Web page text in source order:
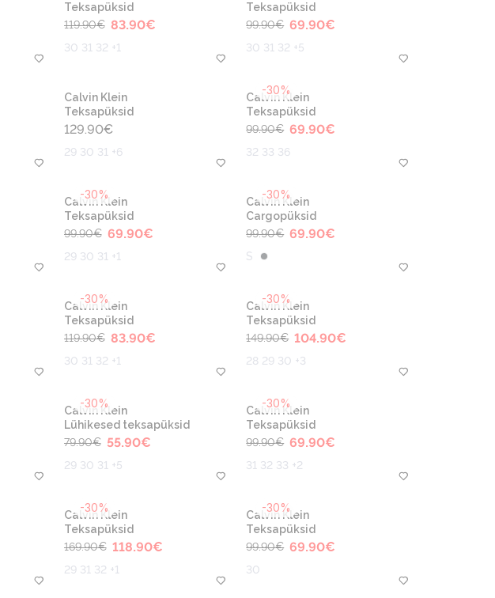
Teksapüksid
119.90€ 83.90€
30 31 32 +1
Teksapüksid
99.90€ 69.90€
30 31 32 +5
Calvin Klein
Teksapüksid
129.90€
29 30 31 +6
-30%
Calvin Klein
Teksapüksid
99.90€ 69.90€
32 33 36
-30%
Calvin Klein
Teksapüksid
99.90€ 69.90€
29 30 31 +1
-30%
Calvin Klein
Cargopüksid
99.90€ 69.90€
S
-30%
Calvin Klein
Teksapüksid
119.90€ 83.90€
30 31 32 +1
-30%
Calvin Klein
Teksapüksid
149.90€ 104.90€
28 29 30 +3
-30%
Calvin Klein
Lühikesed teksapüksid
79.90€ 55.90€
29 30 31 +5
-30%
Calvin Klein
Teksapüksid
99.90€ 69.90€
31 32 33 +2
-30%
Calvin Klein
Teksapüksid
169.90€ 118.90€
29 31 32 +1
-30%
Calvin Klein
Teksapüksid
99.90€ 69.90€
30